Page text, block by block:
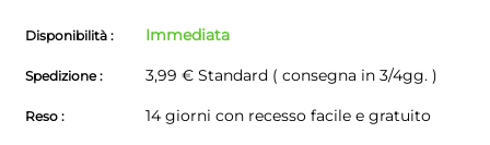
Disponibilità : Immediata
Spedizione : 3,99 € Standard ( consegna in 3/4gg. )
Reso : 14 giorni con recesso facile e gratuito